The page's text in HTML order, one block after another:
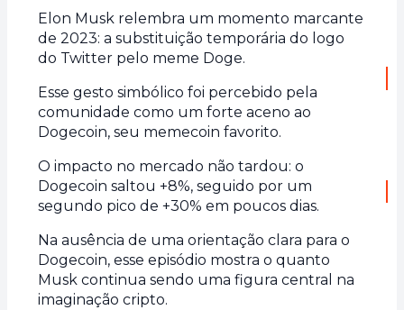
Elon Musk relembra um momento marcante
de 2023: a substituição temporária do logo
do Twitter pelo meme Doge.
Esse gesto simbólico foi percebido pela
comunidade como um forte aceno ao
Dogecoin, seu memecoin favorito.
O impacto no mercado não tardou: o
Dogecoin saltou +8%, seguido por um
segundo pico de +30% em poucos dias.
Na ausência de uma orientação clara para o
Dogecoin, esse episódio mostra o quanto
Musk continua sendo uma figura central na
imaginação cripto.